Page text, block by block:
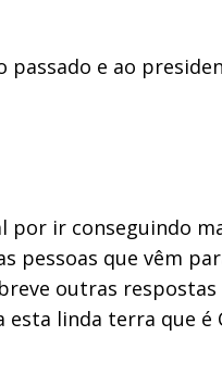
e ao
por ir conseguindo
pessoas que vêm
outras
linda terra que é